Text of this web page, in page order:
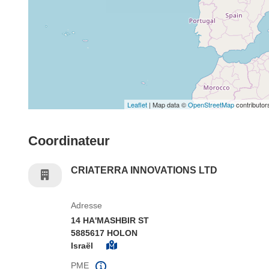
Leaflet | Map data ©OpenStreetMap
Coordinateur
CRIATERRA INNOVATIONS LTD
Adresse
14 HA'MASHBIR ST
5885617 HOLON
Israël
PME